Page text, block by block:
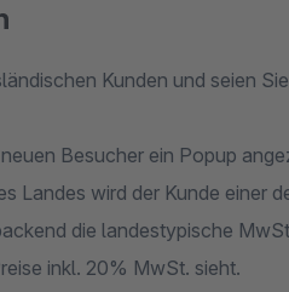
Kunden und seien
Besucher ein Popup
Landes wird der Kunde einer
die landestypische
inkl. 20% MwSt. sieht.